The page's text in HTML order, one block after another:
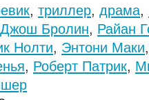
, триллер, драма,
Джош Бролин, Райан
Нолти, Энтони Маки
, Роберт Патрик,